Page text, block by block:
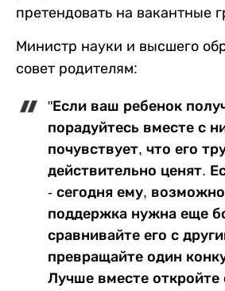
претендовать на вакантные
Министр науки и высшего
совет родителям:
"Если ваш ребенок
порадуйтесь вместе с
почувствует, что его
действительно ценят.
- сегодня ему,
поддержка нужна еще
сравнивайте его с
превращайте один
Лучше вместе откройте